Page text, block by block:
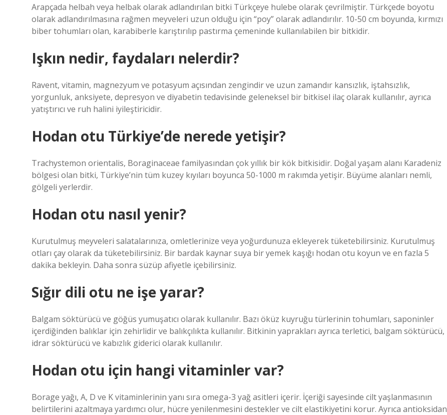
Arapçada helbah veya helbak olarak adlandırılan bitki Türkçeye hulebe olarak çevrilmiştir. Türkçede boyotu
olarak adlandırılmasına rağmen meyveleri uzun olduğu için “poy” olarak adlandırılır. 10-50 cm boyunda, kırmızı
biber tohumları olan, karabiberle karıştırılıp pastırma çemeninde kullanılabilen bir bitkidir.
Işkın nedir, faydaları nelerdir?
Ravent, vitamin, magnezyum ve potasyum açısından zengindir ve uzun zamandır kansızlık, iştahsızlık,
yorgunluk, anksiyete, depresyon ve diyabetin tedavisinde geleneksel bir bitkisel ilaç olarak kullanılır, ayrıca
yatıştırıcı ve ruh halini iyileştiricidir.
Hodan otu Türkiye’de nerede yetişir?
Trachystemon orientalis, Boraginaceae familyasından çok yıllık bir kök bitkisidir. Doğal yaşam alanı Karadeniz
bölgesi olan bitki, Türkiye’nin tüm kuzey kıyıları boyunca 50-1000 m rakımda yetişir. Büyüme alanları nemli,
gölgeli yerlerdir.
Hodan otu nasıl yenir?
Kurutulmuş meyveleri salatalarınıza, omletlerinize veya yoğurdunuza ekleyerek tüketebilirsiniz. Kurutulmuş
otları çay olarak da tüketebilirsiniz. Bir bardak kaynar suya bir yemek kaşığı hodan otu koyun ve en fazla 5
dakika bekleyin. Daha sonra süzüp afiyetle içebilirsiniz.
Sığır dili otu ne işe yarar?
Balgam söktürücü ve göğüs yumuşatıcı olarak kullanılır. Bazı öküz kuyruğu türlerinin tohumları, saponinler
içerdiğinden balıklar için zehirlidir ve balıkçılıkta kullanılır. Bitkinin yaprakları ayrıca terletici, balgam söktürücü,
idrar söktürücü ve kabızlık giderici olarak kullanılır.
Hodan otu için hangi vitaminler var?
Borage yağı, A, D ve K vitaminlerinin yanı sıra omega-3 yağ asitleri içerir. İçeriği sayesinde cilt yaşlanmasının
belirtilerini azaltmaya yardımcı olur, hücre yenilenmesini destekler ve cilt elastikiyetini korur. Ayrıca antioksidan